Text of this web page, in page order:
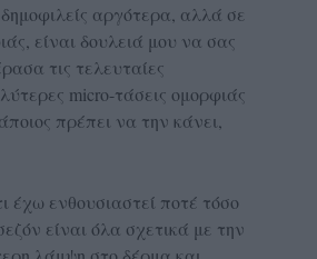
αργότερα, αλλά σε
είναι δουλειά μου να σας
τις τελευταίες
micro-τάσεις ομορφιάς
πρέπει να την κάνει,
έχω ενθουσιαστεί ποτέ τόσο
είναι όλα σχετικά με την